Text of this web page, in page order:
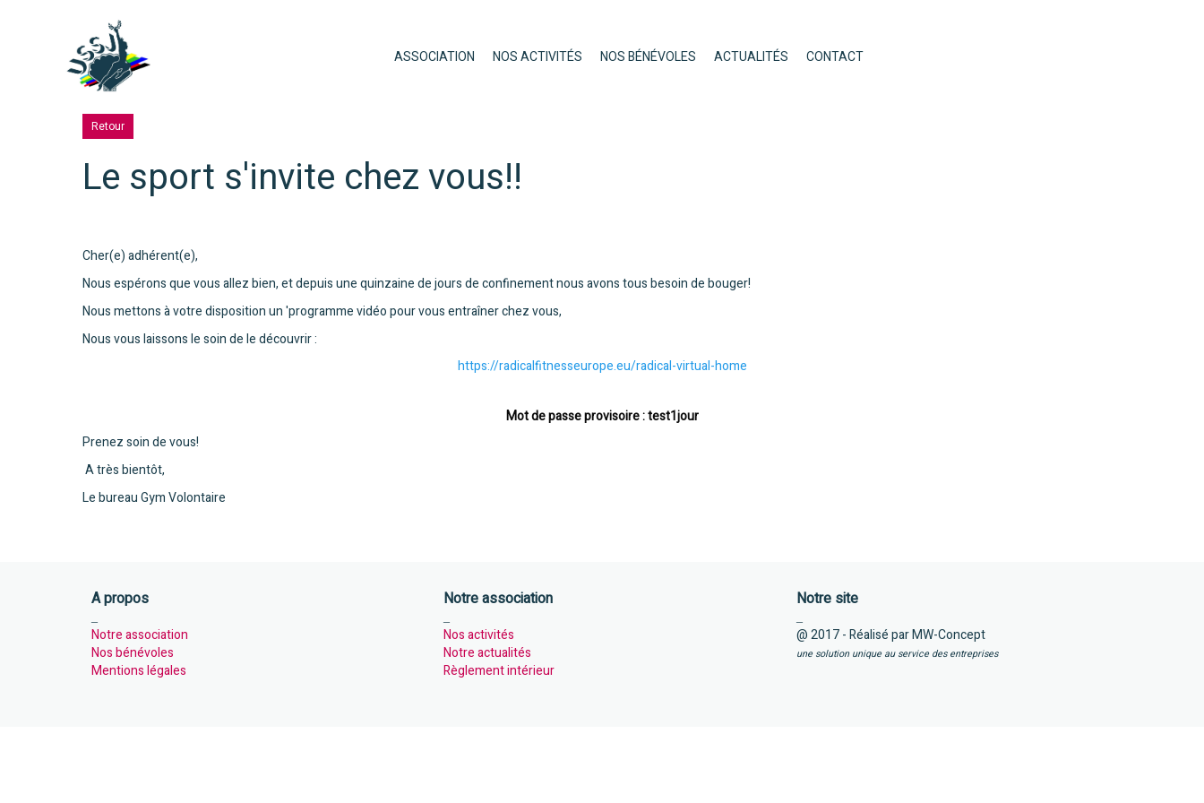
ASSOCIATION NOS ACTIVITÉS NOS BÉNÉVOLES ACTUALITÉS CONTACT
Retour
Le sport s'invite chez vous!!
Cher(e) adhérent(e),
Nous espérons que vous allez bien, et depuis une quinzaine de jours de confinement nous avons tous besoin de bouger!
Nous mettons à votre disposition un 'programme vidéo pour vous entraîner chez vous,
Nous vous laissons le soin de le découvrir :
https://radicalfitnesseurope.eu/radical-virtual-home
Mot de passe provisoire : test1jour
Prenez soin de vous!
A très bientôt,
Le bureau Gym Volontaire
A propos
Notre association
Nos bénévoles
Mentions légales
Notre association
Nos activités
Notre actualités
Règlement intérieur
Notre site
@ 2017 - Réalisé par MW-Concept
une solution unique au service des entreprises